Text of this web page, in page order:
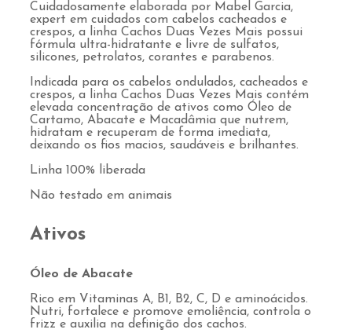
Cuidadosamente elaborada por Mabel Garcia,
expert em cuidados com cabelos cacheados e
crespos, a linha Cachos Duas Vezes Mais possui
fórmula ultra-hidratante e livre de sulfatos,
silicones, petrolatos, corantes e parabenos.
Indicada para os cabelos ondulados, cacheados e
crespos, a linha Cachos Duas Vezes Mais contém
elevada concentração de ativos como Óleo de
Cartamo, Abacate e Macadâmia que nutrem,
hidratam e recuperam de forma imediata,
deixando os fios macios, saudáveis e brilhantes.
Linha 100% liberada
Não testado em animais
Ativos
Óleo de Abacate
Rico em Vitaminas A, B1, B2, C, D e aminoácidos.
Nutri, fortalece e promove emoliência, controla o
frizz e auxilia na definição dos cachos.